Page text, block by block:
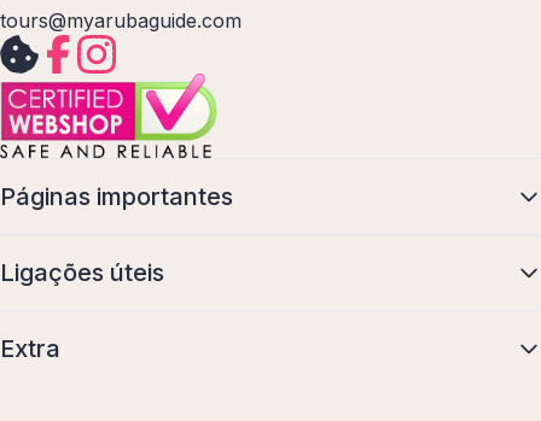
tours@myarubaguide.com
Páginas importantes
Ligações úteis
Extra